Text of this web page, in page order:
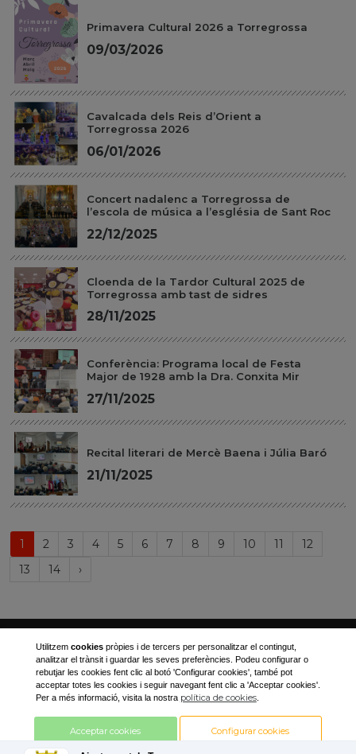
Primavera Cultural 2026 a Torregrossa
09/03/2026
Cavalcada dels Reis d’Orient a
Torregrossa 2026
06/01/2026
Concert nadalenc a Torregrossa de
l’escola de música a l’església de Sant Roc
22/12/2025
Cloenda de la Tardor Cultural 2025 de
Torregrossa amb tast de sidres
28/11/2025
Conferència: Programa local de Festa
Major de 1928 amb la Dra. Conxita Mir
27/11/2025
Recital literari de Mercè Baena i Júlia Baró
21/11/2025
1 (current)
2 3 4 5 6 7 8 9 10 11
12
13
14 ›
Ajuntament de Torregrossa
Plaça Canalejas, 1
973 170 001
Utilitzem cookiespròpies i de tercers per personalitzar el contingut,
analitzar el trànsit i guardar les seves preferències. Podeu configurar o
rebutjar les cookies fent clic al botó 'Configurar cookies', també pot
acceptar totes les cookies i seguir navegant fent clic a 'Acceptar cookies'.
Per a més informació, visita la nostra política de cookies.
Acceptar cookies Configurar cookies